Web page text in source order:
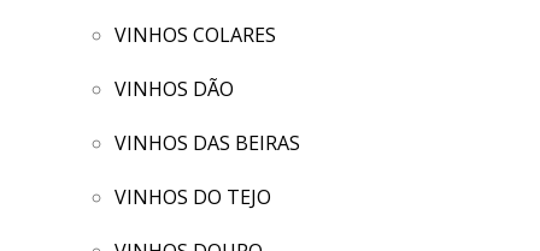
VINHOS COLARES
VINHOS DÃO
VINHOS DAS BEIRAS
VINHOS DO TEJO